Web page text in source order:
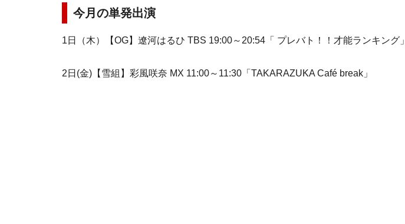
今月の単発出演
1日（木）【OG】遼河はるひ TBS 19:00～20:54「 プレバト！！才能ランキング」
2日(金)【雪組】彩風咲奈 MX 11:00～11:30「TAKARAZUKA Café break」